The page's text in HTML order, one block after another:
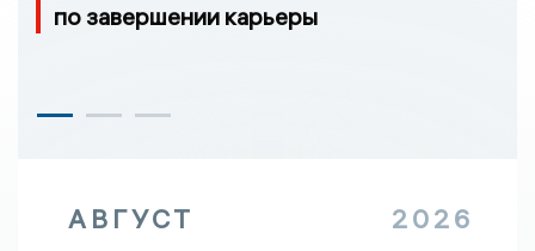
по завершении карьеры
АВГУСТ 2026